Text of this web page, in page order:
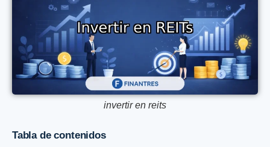
invertir en reits
Tabla de contenidos